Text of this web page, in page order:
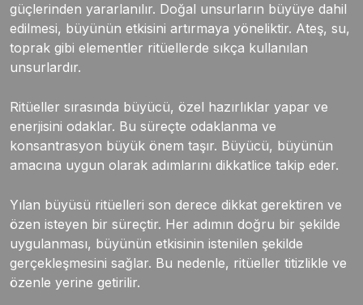
güçlerinden yararlanılır. Doğal unsurların büyüye dahil
edilmesi, büyünün etkisini artırmaya yöneliktir. Ateş, su,
toprak gibi elementler ritüellerde sıkça kullanılan
unsurlardır.
Ritüeller sırasında büyücü, özel hazırlıklar yapar ve
enerjisini odaklar. Bu süreçte odaklanma ve
konsantrasyon büyük önem taşır. Büyücü, büyünün
amacına uygun olarak adımlarını dikkatlice takip eder.
Yılan büyüsü ritüelleri son derece dikkat gerektiren ve
özen isteyen bir süreçtir. Her adımın doğru bir şekilde
uygulanması, büyünün etkisinin istenilen şekilde
gerçekleşmesini sağlar. Bu nedenle, ritüeller titizlikle ve
özenle yerine getirilir.